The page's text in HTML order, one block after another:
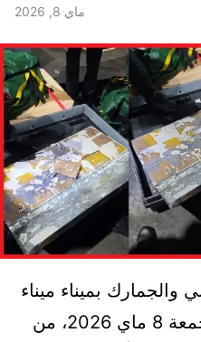
ماي 8, 2026
والجمارك بميناء ميناء
طنجة المتوسط، صباح الجمعة 8 ماي 2026، من